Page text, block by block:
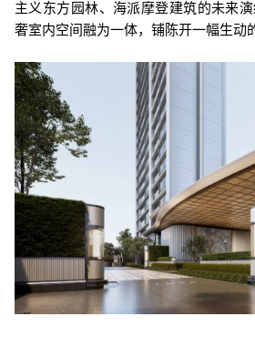
主义东方园林、海派摩登建筑的未来
奢室内空间融为一体，铺陈开一幅生动